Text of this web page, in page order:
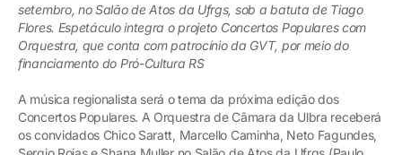
setembro, no Salão de Atos da Ufrgs, sob a batuta de Tiago
Flores. Espetáculo integra o projeto Concertos Populares com
Orquestra, que conta com patrocínio da GVT, por meio do
financiamento do Pró-Cultura RS
A música regionalista será o tema da próxima edição dos
Concertos Populares. A Orquestra de Câmara da Ulbra receberá
os convidados Chico Saratt, Marcello Caminha, Neto Fagundes,